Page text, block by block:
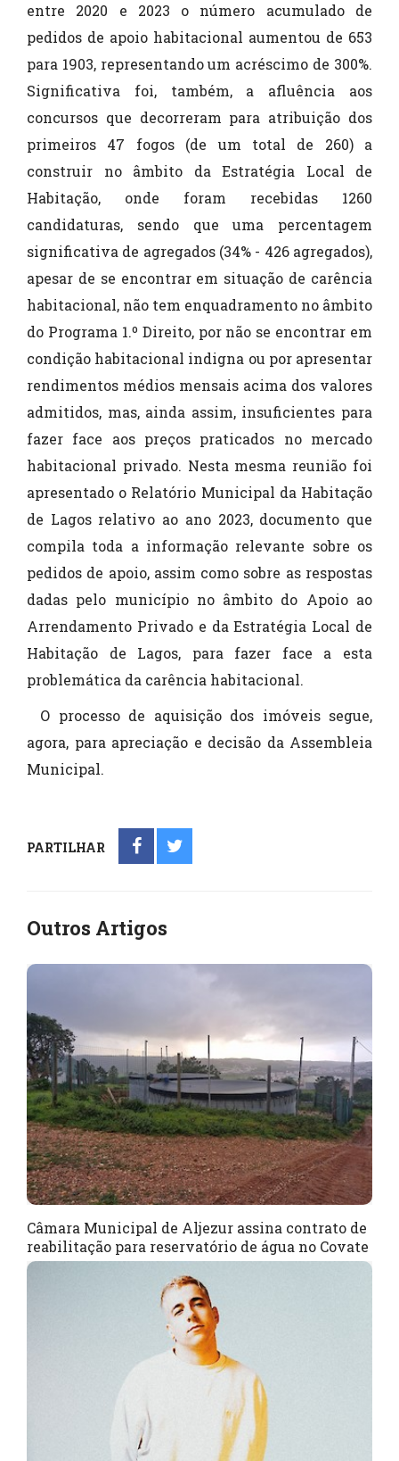
entre 2020 e 2023 o número acumulado de
pedidos de apoio habitacional aumentou de 653
para 1903, representando um acréscimo de 300%.
Significativa foi, também, a afluência aos
concursos que decorreram para atribuição dos
primeiros 47 fogos (de um total de 260) a
construir no âmbito da Estratégia Local de
Habitação, onde foram recebidas 1260
candidaturas, sendo que uma percentagem
significativa de agregados (34% - 426 agregados),
apesar de se encontrar em situação de carência
habitacional, não tem enquadramento no âmbito
do Programa 1.º Direito, por não se encontrar em
condição habitacional indigna ou por apresentar
rendimentos médios mensais acima dos valores
admitidos, mas, ainda assim, insuficientes para
fazer face aos preços praticados no mercado
habitacional privado. Nesta mesma reunião foi
apresentado o Relatório Municipal da Habitação
de Lagos relativo ao ano 2023, documento que
compila toda a informação relevante sobre os
pedidos de apoio, assim como sobre as respostas
dadas pelo município no âmbito do Apoio ao
Arrendamento Privado e da Estratégia Local de
Habitação de Lagos, para fazer face a esta
problemática da carência habitacional.
O processo de aquisição dos imóveis segue,
agora, para apreciação e decisão da Assembleia
Municipal.
PARTILHAR
Outros Artigos
Câmara Municipal de Aljezur assina contrato de
reabilitação para reservatório de água no Covate